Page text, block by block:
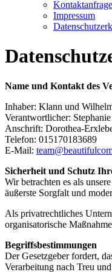
Kontaktanfrage
Impressum
Name und Kontakt des
Inhaber: Klann und
Verantwortlicher:
Anschrift: Dorothea-
Telefon: 015170183689
E-Mail:
Sicherheit und Schutz
Wir betrachten es als
äußerste Sorgfalt und
Als privatrechtliches
organisatorische
Begriffsbestimmungen
Der Gesetzgeber fordert,
Verarbeitung nach Treu